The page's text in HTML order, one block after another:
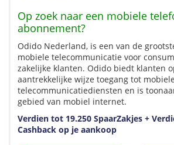
Op zoek naar een mobiele
abonnement?
Odido Nederland, is een van de
mobiele telecommunicatie voor
zakelijke klanten. Odido biedt klanten
aantrekkelijke wijze toegang tot mobiele
telecommunicatiediensten en is
gebied van mobiel internet.
Verdien tot 19.250 SpaarZakjes +
Cashback op je aankoop